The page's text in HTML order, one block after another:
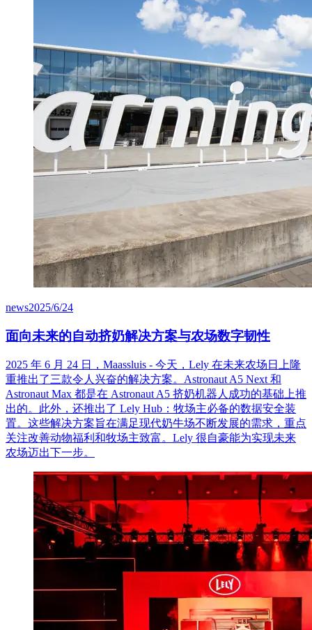
news2025/6/24
面向未来的自动挤奶解决方案与农场数字韧性
2025 年 6 月 24 日，Maassluis - 今天，Lely 在未来农场日上隆
重推出了三款令人兴奋的解决方案。Astronaut A5 Next 和
Astronaut Max 都是在 Astronaut A5 挤奶机器人成功的基础上推
出的。此外，还推出了 Lely Hub：牧场主必备的数据安全装
置。这些解决方案旨在满足现代奶牛场不断发展的需求，重点
关注改善动物福利和牧场主致富。Lely 很自豪能为实现未来
农场迈出下一步。